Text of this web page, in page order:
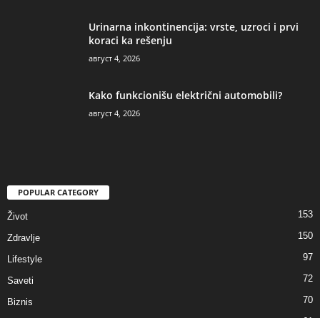
Urinarna inkontinencija: vrste, uzroci i prvi
koraci ka rešenju
август 4, 2026
Kako funkcionišu električni automobili?
август 4, 2026
POPULAR CATEGORY
Život 153
Zdravlje 150
Lifestyle 97
Saveti 72
Biznis 70